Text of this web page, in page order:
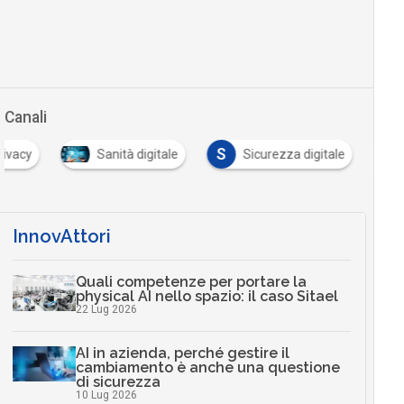
Canali
Sanità digitale S Sicurezza digitale
InnovAttori
Quali competenze per portare la
physical AI nello spazio: il caso Sitael
22 Lug 2026
AI in azienda, perché gestire il
cambiamento è anche una questione
di sicurezza
10 Lug 2026